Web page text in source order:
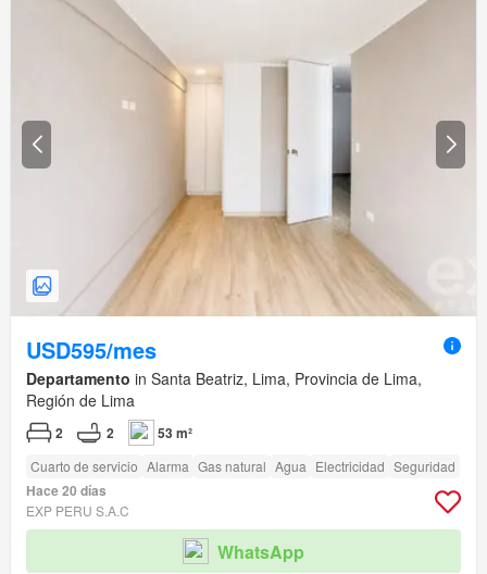
USD595/mes
Departamento in Santa Beatriz, Lima, Provincia de Lima,
Región de Lima
2 2 53 m²
Cuarto de servicio Alarma Gas natural Agua Electricidad Seguridad
Hace 20 días
EXP PERU S.A.C
WhatsApp